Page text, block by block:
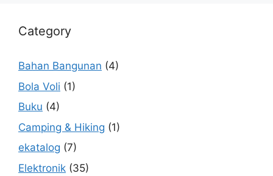
Category
Bahan Bangunan (4)
Bola Voli (1)
Buku (4)
Camping & Hiking (1)
ekatalog (7)
Elektronik (35)